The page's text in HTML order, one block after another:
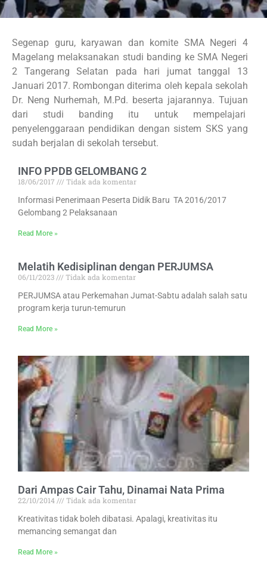
Segenap guru, karyawan dan komite SMA Negeri 4
Magelang melaksanakan studi banding ke SMA Negeri
2 Tangerang Selatan pada hari jumat tanggal 13
Januari 2017. Rombongan diterima oleh kepala sekolah
Dr. Neng Nurhemah, M.Pd. beserta jajarannya. Tujuan
dari studi banding itu untuk mempelajari
penyelenggaraan pendidikan dengan sistem SKS yang
sudah berjalan di sekolah tersebut.
INFO PPDB GELOMBANG 2
18/06/2017
Tidak ada komentar
Informasi Penerimaan Peserta Didik Baru TA 2016/2017
Gelombang 2 Pelaksanaan
Read More »
Melatih Kedisiplinan dengan PERJUMSA
06/11/2023
Tidak ada komentar
PERJUMSA atau Perkemahan Jumat-Sabtu adalah salah satu
program kerja turun-temurun
Read More »
Dari Ampas Cair Tahu, Dinamai Nata Prima
22/10/2014
Tidak ada komentar
Kreativitas tidak boleh dibatasi. Apalagi, kreativitas itu
memancing semangat dan
Read More »